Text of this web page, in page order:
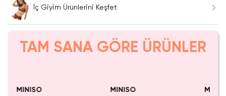
İç Giyim Ürünlerini Keşfet
TAM SANA GÖRE ÜRÜNLER
MINISO MINISO